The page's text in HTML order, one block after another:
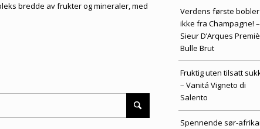
bredde av frukter og mineraler, med
Verdens første
ikke fra Champagne! –
Sieur D’Arques
Bulle Brut
Fruktig uten tilsatt
– Vanitá Vigneto di
Salento
Spennende sør-